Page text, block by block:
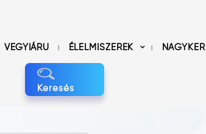
VEGYIÁRU ÉLELMISZEREK
Keresés